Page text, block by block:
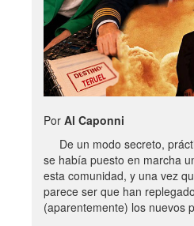
Por Al Caponni
De un modo secreto,
se había puesto en marcha
esta comunidad, y una vez
parece ser que han
(aparentemente) los nuevos